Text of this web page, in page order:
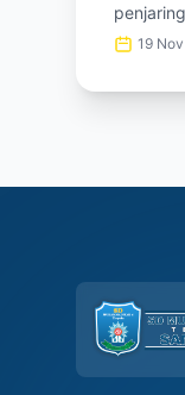
19